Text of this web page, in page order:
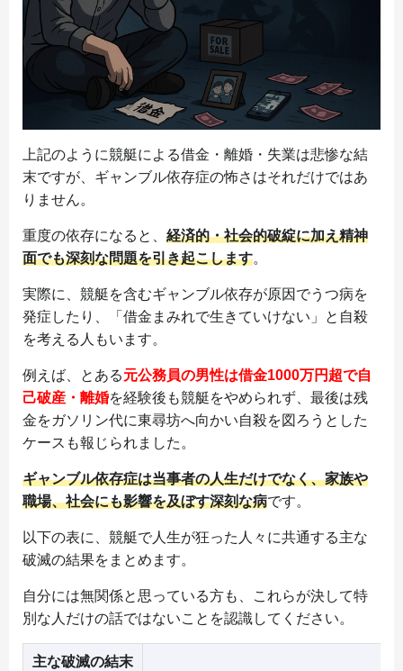
上記のように競艇による借金・離婚・失業は悲惨な結
末ですが、ギャンブル依存症の怖さはそれだけではあ
りません。
重度の依存になると、 経済的・社会的破綻に加え精神
面でも深刻な問題を引き起こします。
実際に、競艇を含むギャンブル依存が原因でうつ病を
発症したり、「借金まみれで生きていけない」と自殺
を考える人もいます。
例えば、とある元公務員の男性は借金1000万円超で自
己破産・離婚を経験後も競艇をやめられず、最後は残
金をガソリン代に東尋坊へ向かい自殺を図ろうとした
ケースも報じられました。
ギャンブル依存症は当事者の人生だけでなく、家族や
職場、社会にも影響を及ぼす深刻な病です。
以下の表に、競艇で人生が狂った人々に共通する主な
破滅の結果をまとめます。
自分には無関係と思っている方も、これらが決して特
別な人だけの話ではないことを認識してください。
主な破滅の結末